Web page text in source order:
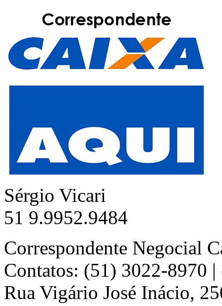
Sérgio Vicari
51 9.9952.9484
Correspondente Negocial
Contatos: (51) 3022-8970
Rua Vigário José Inácio,